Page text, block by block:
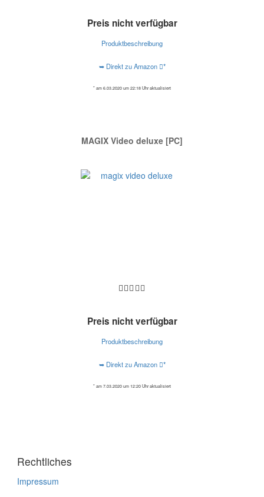
Preis nicht verfügbar
Produktbeschreibung
➥ Direkt zu Amazon *
* am 6.03.2020 um 22:18 Uhr aktualisiert
MAGIX Video deluxe [PC]
Preis nicht verfügbar
Produktbeschreibung
➥ Direkt zu Amazon *
* am 7.03.2020 um 12:20 Uhr aktualisiert
Rechtliches
Impressum